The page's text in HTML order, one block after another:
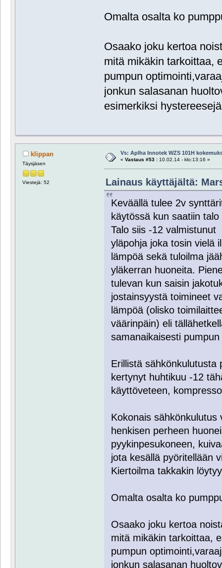
Omalta osalta ko
Osaako joku kertoa
mitä mikäkin tarkoittaa,
pumpun
jonkun salasanan
esimerkiksi hystereesejä
klippan
Täysjäsen
Viestejä: 52
Vs: Aplha Innotek WZS 101H
« Vastaus #53 :10.02.14 - klo:13:16 »
Lainaus käyttäjältä:
Keväällä tulee 2v
käytössä kun saatiin
Talo siis -12
yläpohja joka tosin vielä
lämpöä sekä tuloilma
yläkerran huoneita.
tulevan kun saisin
jostainsyystä toimineet
lämpöä (olisko
väärinpäin) eli
samanaikaisesti
Erillistä sähkönkulutusta
kertynyt huhtikuu -12
käyttöveteen,
Kokonais sähkönkulutus
henkisen perheen
pyykinpesukoneen,
jota kesällä pyöritellään
Kiertoilma takkakin
Omalta osalta ko
Osaako joku kertoa
mitä mikäkin tarkoittaa,
pumpun
jonkun salasanan